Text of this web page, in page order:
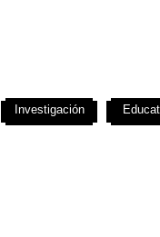
Investigación